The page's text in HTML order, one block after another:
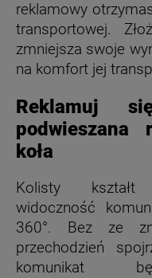
reklamowy
transportowej.
zmniejsza swoje
na komfort jej
Reklamuj
podwieszana
koła
Kolisty kształt
widoczność
360°. Bez ze
przechodzień
komunikat